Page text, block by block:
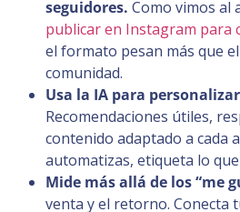
seguidores. Como vimos al
publicar en Instagram para
el formato pesan más que
comunidad.
Usa la IA para
Recomendaciones útiles,
contenido adaptado a cada
automatizas, etiqueta lo
Mide más allá de los “me
venta y el retorno. Conecta